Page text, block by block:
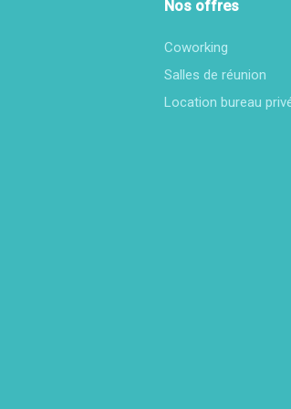
Nos offres
Coworking
Salles de réunion
Location bureau